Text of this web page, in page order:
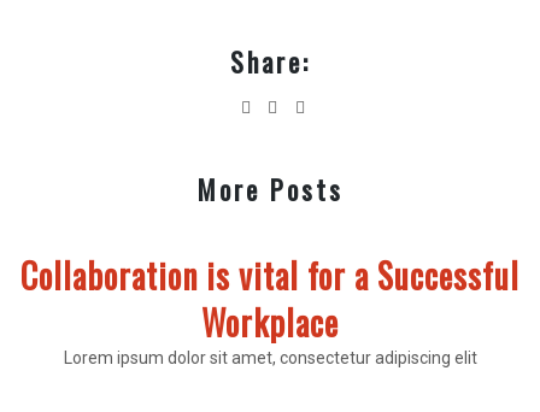
Share:
More Posts
Collaboration is vital for a Successful
Workplace
Lorem ipsum dolor sit amet, consectetur adipiscing elit